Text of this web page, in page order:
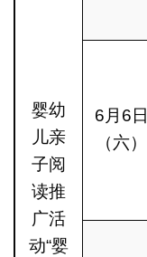
婴幼
儿亲
子阅
读推
广活
动“婴
6月6日
（六）